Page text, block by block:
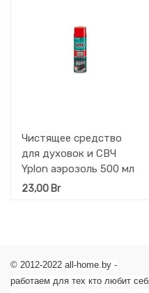
Чистящее средство
для духовок и СВЧ
Yplon аэрозоль 500 мл
23,00 Br
© 2012-2022 all-home.by -
работаем для тех кто любит